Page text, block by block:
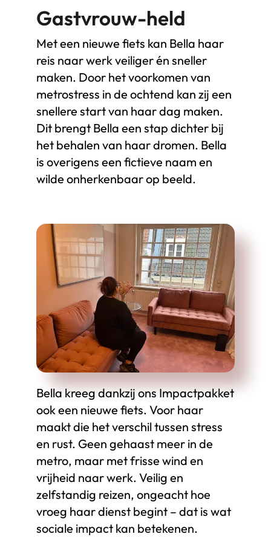
Gastvrouw-held
Met een nieuwe fiets kan Bella haar
reis naar werk veiliger én sneller
maken. Door het voorkomen van
metrostress in de ochtend kan zij een
snellere start van haar dag maken.
Dit brengt Bella een stap dichter bij
het behalen van haar dromen. Bella
is overigens een fictieve naam en
wilde onherkenbaar op beeld.
Bella kreeg dankzij ons Impactpakket
ook een nieuwe fiets. Voor haar
maakt die het verschil tussen stress
en rust. Geen gehaast meer in de
metro, maar met frisse wind en
vrijheid naar werk. Veilig en
zelfstandig reizen, ongeacht hoe
vroeg haar dienst begint – dat is wat
sociale impact kan betekenen.